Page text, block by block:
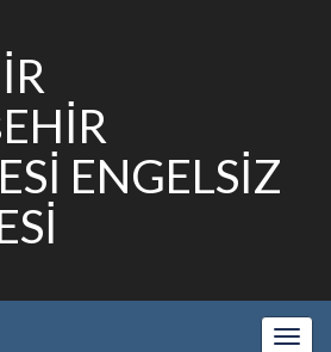
ENGELSİZ
Show